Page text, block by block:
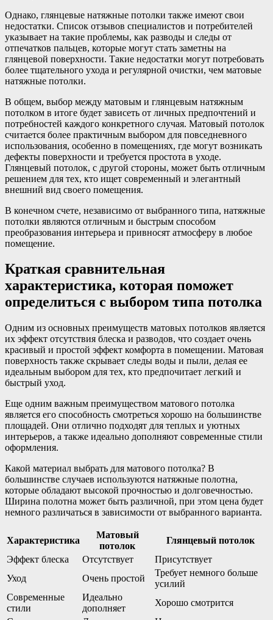
Однако, глянцевые натяжные потолки также имеют свои
недостатки. Список отзывов специалистов и потребителей
указывает на такие проблемы, как разводы и следы от
отпечатков пальцев, которые могут стать заметны на
глянцевой поверхности. Такие недостатки могут потребовать
более тщательного ухода и регулярной очистки, чем матовые
натяжные потолки.
В общем, выбор между матовым и глянцевым натяжным
потолком в итоге будет зависеть от личных предпочтений и
потребностей каждого конкретного случая. Матовый потолок
считается более практичным выбором для повседневного
использования, особенно в помещениях, где могут возникать
дефекты поверхности и требуется простота в уходе.
Глянцевый потолок, с другой стороны, может быть отличным
решением для тех, кто ищет современный и элегантный
внешний вид своего помещения.
В конечном счете, независимо от выбранного типа, натяжные
потолки являются отличным и быстрым способом
преобразования интерьера и привносят атмосферу в любое
помещение.
Краткая сравнительная
характеристика, которая поможет
определиться с выбором типа потолка
Одним из основных преимуществ матовых потолков является
их эффект отсутствия блеска и разводов, что создает очень
красивый и простой эффект комфорта в помещении. Матовая
поверхность также скрывает следы воды и пыли, делая ее
идеальным выбором для тех, кто предпочитает легкий и
быстрый уход.
Еще одним важным преимуществом матового потолка
является его способность смотреться хорошо на большинстве
площадей. Они отлично подходят для теплых и уютных
интерьеров, а также идеально дополняют современные стили
оформления.
Какой материал выбрать для матового потолка? В
большинстве случаев используются натяжные полотна,
которые обладают высокой прочностью и долговечностью.
Ширина полотна может быть различной, при этом цена будет
немного различаться в зависимости от выбранного варианта.
Характеристика
Матовый
потолок
Глянцевый потолок
Эффект блеска
Отсутствует
Присутствует
Уход
Очень простой
Требует немного больше
усилий
Современные
стили
Идеально
дополняет
Хорошо смотрится